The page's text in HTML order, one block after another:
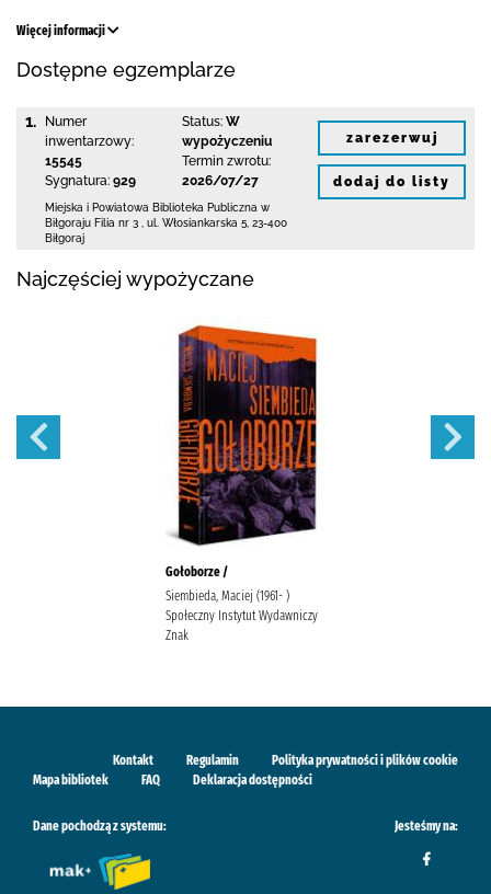
Więcej informacji
Dostępne egzemplarze
1.
Numer
inwentarzowy:
15545
Sygnatura: 929
Status: W
wypożyczeniu
Termin zwrotu:
2026/07/27
Miejska i Powiatowa Biblioteka Publiczna w
Biłgoraju Filia nr 3
ul. Włosiankarska 5 23-400
Biłgoraj
zarezerwuj
dodaj do listy
Najczęściej wypożyczane
Gołoborze /
Siembieda, Maciej (1961- )
Społeczny Instytut Wydawniczy
Znak
Kontakt Regulamin
Polityka prywatności i plików cookie
Mapa bibliotek
FAQ Deklaracja dostępności
Dane pochodzą z systemu: Jesteśmy na: